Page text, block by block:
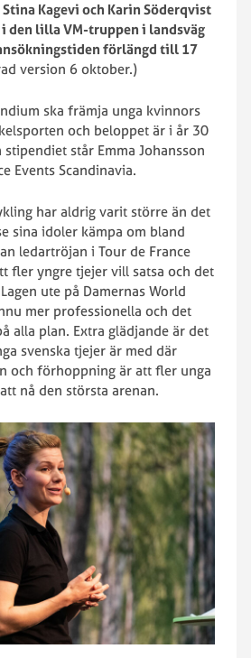
Kagevi och Karin Söderqvist
den lilla VM-truppen i landsväg
förlängd till 17
version 6 oktober.)
ska främja unga kvinnors
och beloppet är i år 30
står Emma Johansson
Events Scandinavia.
har aldrig varit större än det
sina idoler kämpa om bland
ledartröjan i Tour de France
fler yngre tjejer vill satsa och det
ute på Damernas World
mer professionella och det
alla plan. Extra glädjande är det
svenska tjejer är med där
och förhoppning är att fler unga
nå den största arenan.